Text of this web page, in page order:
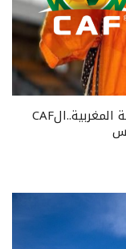
نهضة بركان “ممنوع” من قميص الخريطة المغربية..الCAF